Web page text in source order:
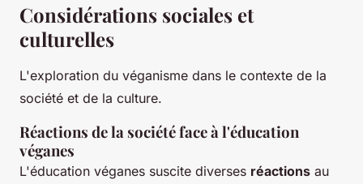
Considérations sociales et
culturelles
L'exploration du véganisme dans le contexte de la
société et de la culture.
Réactions de la société face à l'éducation
véganes
L'éducation véganes suscite diverses réactions au